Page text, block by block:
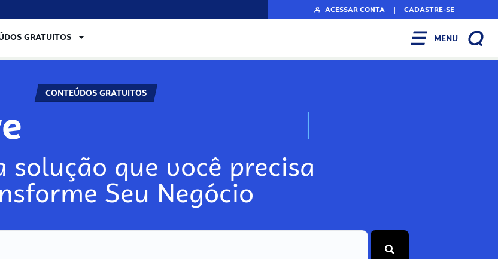
ACESSAR CONTA | CADASTRE-SE
GRATUITOS MENU
CONTEÚDOS GRATUITOS
N
solução que você precisa
Seu Negócio